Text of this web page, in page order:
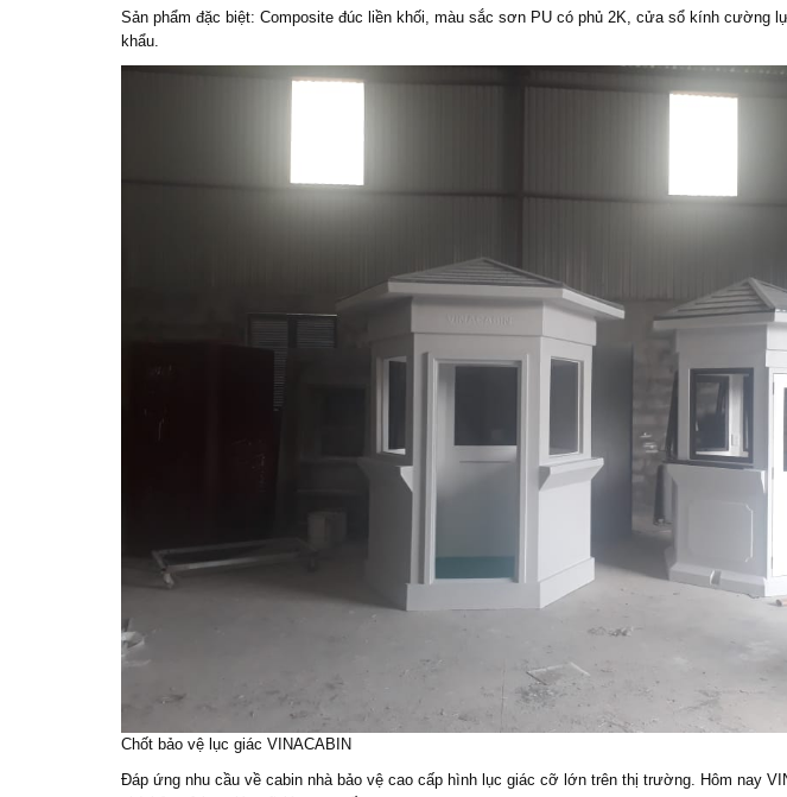
Sản phẩm đặc biệt: Composite đúc liền khối, màu sắc sơn PU có phủ 2K, cửa sổ kính cường
khẩu.
Chốt bảo vệ lục giác VINACABIN
Đáp ứng nhu cầu về cabin nhà bảo vệ cao cấp hình lục giác cỡ lớn trên thị trường. Hôm nay